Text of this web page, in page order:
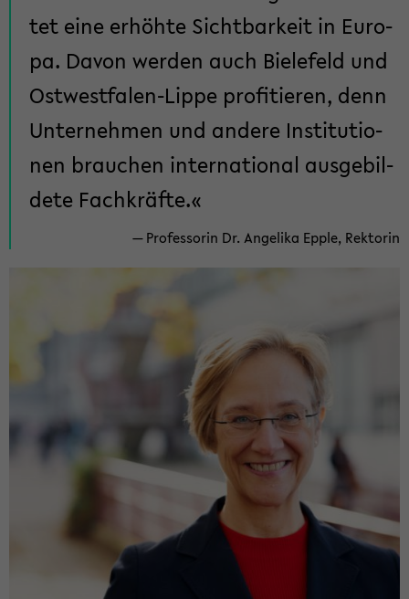
tet eine er­höh­te Sicht­bar­keit in Eu­ro­
pa. Davon wer­den auch Bie­le­feld und
Ostwestfalen-​Lippe pro­fi­tie­ren, denn
Un­ter­neh­men und an­de­re In­sti­tu­tio­
nen brau­chen in­ter­na­tio­nal aus­ge­bil­
de­te Fach­kräf­te.
Pro­fes­so­rin Dr. An­ge­li­ka Epple, Rek­to­rin